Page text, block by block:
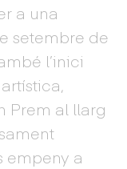
a una
setembre de
l’inici
Prem al llarg
empeny a